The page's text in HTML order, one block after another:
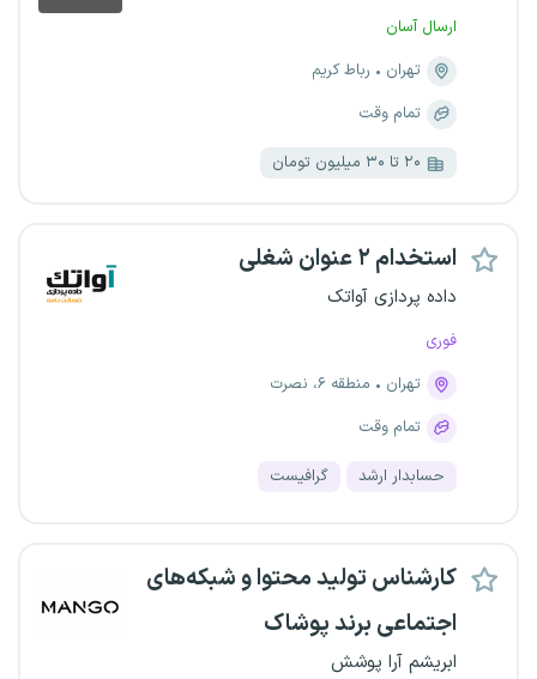
ارسال آسان
تهران
رباط کریم
تمام وقت
۲۰ تا ۳۰ میلیون تومان
استخدام ۲ عنوان شغلی
داده پردازی آواتک
فوری
تهران
منطقه ۶، نصرت
تمام وقت
حسابدار ارشد گرافیست
کارشناس تولید محتوا و شبکه‌های
اجتماعی برند پوشاک
ابریشم آرا پوشش